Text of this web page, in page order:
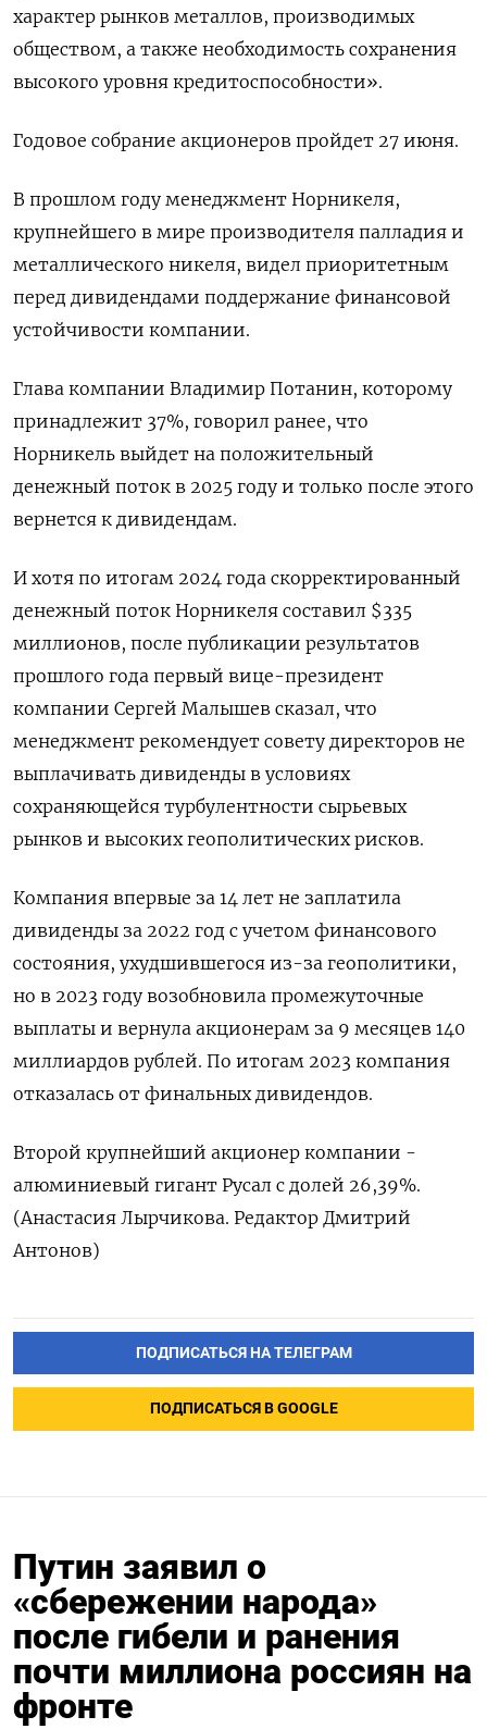
характер рынков металлов, производимых
обществом, а также необходимость сохранения
высокого уровня кредитоспособности».
Годовое собрание акционеров пройдет 27 июня.
В прошлом году менеджмент Норникеля,
крупнейшего в мире производителя палладия и
металлического никеля, видел приоритетным
перед дивидендами поддержание финансовой
устойчивости компании.
Глава компании Владимир Потанин, которому
принадлежит 37%, говорил ранее, что
Норникель выйдет на положительный
денежный поток в 2025 году и только после этого
вернется к дивидендам.
И хотя по итогам 2024 года скорректированный
денежный поток Норникеля составил $335
миллионов, после публикации результатов
прошлого года первый вице-президент
компании Сергей Малышев сказал, что
менеджмент рекомендует совету директоров не
выплачивать дивиденды в условиях
сохраняющейся турбулентности сырьевых
рынков и высоких геополитических рисков.
Компания впервые за 14 лет не заплатила
дивиденды за 2022 год с учетом финансового
состояния, ухудшившегося из-за геополитики,
но в 2023 году возобновила промежуточные
выплаты и вернула акционерам за 9 месяцев 140
миллиардов рублей. По итогам 2023 компания
отказалась от финальных дивидендов.
Второй крупнейший акционер компании -
алюминиевый гигант Русал с долей 26,39%.
(Анастасия Лырчикова. Редактор Дмитрий
Антонов)
ПОДПИСАТЬСЯ НА ТЕЛЕГРАМ
ПОДПИСАТЬСЯ В GOOGLE
Путин заявил о
«сбережении народа»
после гибели и ранения
почти миллиона россиян на
фронте